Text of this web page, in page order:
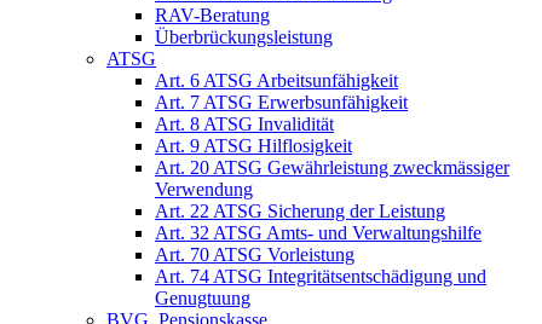
RAV-Beratung
Überbrückungsleistung
ATSG
Art. 6 ATSG Arbeitsunfähigkeit
Art. 7 ATSG Erwerbsunfähigkeit
Art. 8 ATSG Invalidität
Art. 9 ATSG Hilflosigkeit
Art. 20 ATSG Gewährleistung zweckmässiger
Verwendung
Art. 22 ATSG Sicherung der Leistung
Art. 32 ATSG Amts- und Verwaltungshilfe
Art. 70 ATSG Vorleistung
Art. 74 ATSG Integritätsentschädigung und
Genugtuung
BVG, Pensionskasse